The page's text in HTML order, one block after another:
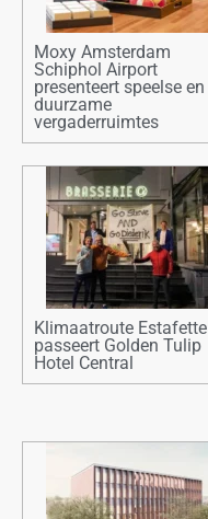
Moxy Amsterdam
Schiphol Airport
presenteert speelse en
duurzame
vergaderruimtes
Klimaatroute Estafette
passeert Golden Tulip
Hotel Central